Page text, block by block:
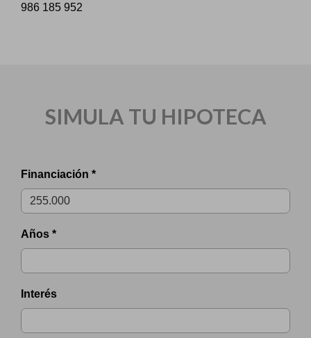
986 185 952
SIMULA TU HIPOTECA
Financiación *
Años *
Interés